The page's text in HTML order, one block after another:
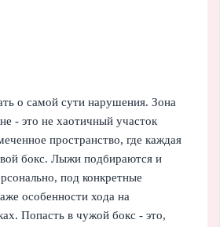
о самой сути нарушения. Зона
- это не хаотичный участок
пространство, где каждая
бокс. Лыжи подбираются и
под конкретные
особенности хода на
Попасть в чужой бокс - это,